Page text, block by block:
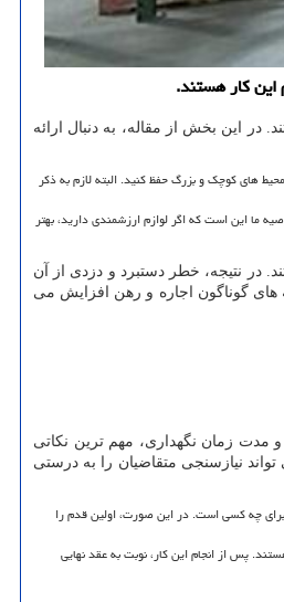
این کار هستند.
در این بخش از مقاله، به دنبال ارائه
های کوچک و بزرگ حفظ کنید. البته لازم به ذکر
ما این است که اگر لوازم ارزشمندی دارید، بهتر
در نتیجه، خطر دستبرد و دزدی از آن
های گوناگون اجاره و رهن افزایش می
و مدت زمان نگهداری، مهم ترین نکاتی
نیازسنجی متقاضیان را به درستی
برای چه کسی است. در این صورت، اولین قدم را
پس از انجام این کار، نوبت به عقد نهایی